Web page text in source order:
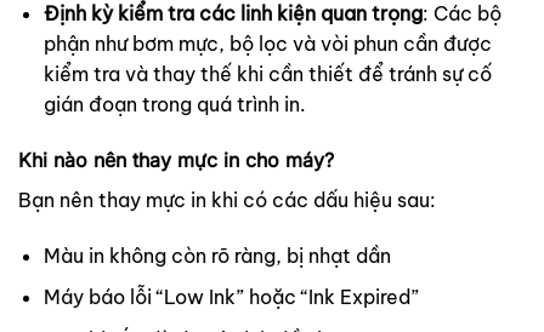
Định kỳ kiểm tra các linh kiện quan trọng: Các bộ
phận như bơm mực, bộ lọc và vòi phun cần được
kiểm tra và thay thế khi cần thiết để tránh sự cố
gián đoạn trong quá trình in.
Khi nào nên thay mực in cho máy?
Bạn nên thay mực in khi có các dấu hiệu sau:
Màu in không còn rõ ràng, bị nhạt dần
Máy báo lỗi “Low Ink” hoặc “Ink Expired”